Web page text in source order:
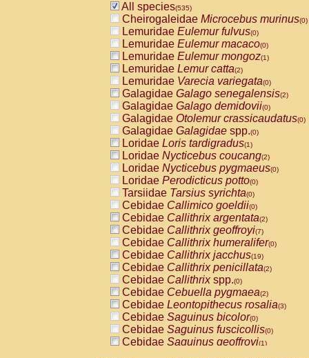
All species(535)
Cheirogaleidae Microcebus murinus(0)
Lemuridae Eulemur fulvus(0)
Lemuridae Eulemur macaco(0)
Lemuridae Eulemur mongoz(1)
Lemuridae Lemur catta(2)
Lemuridae Varecia variegata(0)
Galagidae Galago senegalensis(2)
Galagidae Galago demidovii(0)
Galagidae Otolemur crassicaudatus(0)
Galagidae Galagidae spp.(0)
Loridae Loris tardigradus(1)
Loridae Nycticebus coucang(2)
Loridae Nycticebus pygmaeus(0)
Loridae Perodicticus potto(0)
Tarsiidae Tarsius syrichta(0)
Cebidae Callimico goeldii(0)
Cebidae Callithrix argentata(2)
Cebidae Callithrix geoffroyi(7)
Cebidae Callithrix humeralifer(0)
Cebidae Callithrix jacchus(19)
Cebidae Callithrix penicillata(2)
Cebidae Callithrixspp.(0)
Cebidae Cebuella pygmaea(2)
Cebidae Leontopithecus rosalia(3)
Cebidae Saguinus bicolor(0)
Cebidae Saguinus fuscicollis(0)
Cebidae Saguinus geoffroyi(1)